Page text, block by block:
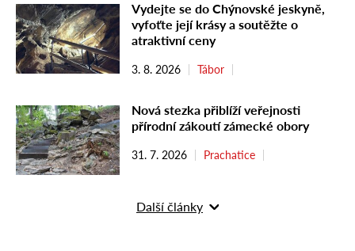
Vydejte se do Chýnovské jeskyně,
vyfoťte její krásy a soutěžte o
atraktivní ceny
3. 8. 2026 Tábor
Nová stezka přiblíží veřejnosti
přírodní zákoutí zámecké obory
31. 7. 2026 Prachatice
Další články